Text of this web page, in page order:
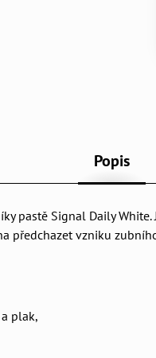
Popis
pastě Signal Daily
předchazet vzniku
plak,